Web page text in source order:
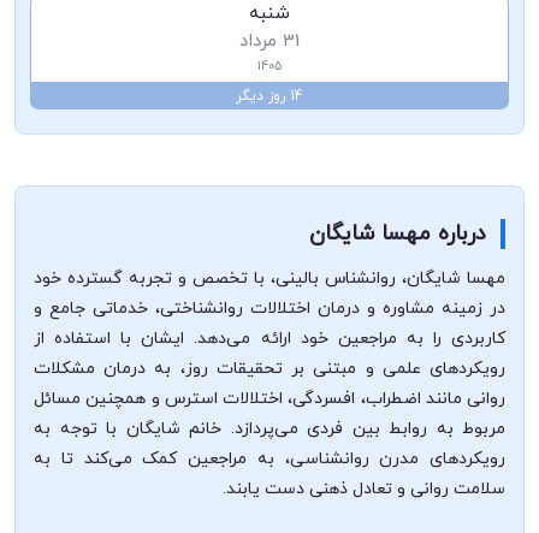
شنبه
31 مرداد
1405
14 روز دیگر
درباره مهسا شایگان
مهسا شایگان، روانشناس بالینی، با تخصص و تجربه گسترده خود
در زمینه مشاوره و درمان اختلالات روانشناختی، خدماتی جامع و
کاربردی را به مراجعین خود ارائه می‌دهد. ایشان با استفاده از
رویکردهای علمی و مبتنی بر تحقیقات روز، به درمان مشکلات
روانی مانند اضطراب، افسردگی، اختلالات استرس و همچنین مسائل
مربوط به روابط بین فردی می‌پردازد. خانم شایگان با توجه به
رویکردهای مدرن روانشناسی، به مراجعین کمک می‌کند تا به
سلامت روانی و تعادل ذهنی دست یابند.